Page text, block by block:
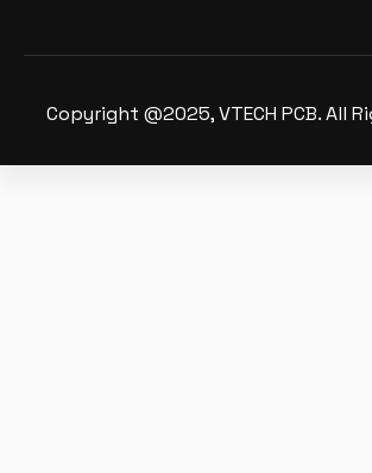
Copyright @2025, VTECH PCB. All